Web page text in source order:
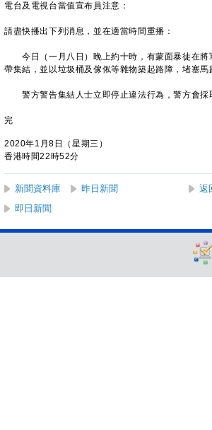
電台及電視台當值宣布員注意：
請盡快播出下列消息，並在適當時間重播：
今日（一月八日）晚上約十時，有蒙面暴徒在將
帶集結，並以垃圾桶及傢俬等雜物築起路障，堵塞馬
警方警告集結人士立即停止違法行為，警方會採
完
2020年1月8日（星期三）
香港時間22時52分
新聞資料庫 昨日新聞 返
即日新聞